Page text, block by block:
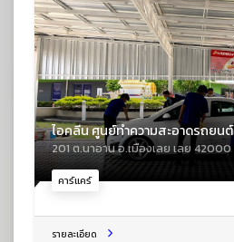
คาร์แคร์
ไอคลีน ศูนย์ทำความสะอาดรถยนต์
201 ต.นาอาน อ.เมืองเลย เลย 42000
รายละเอียด